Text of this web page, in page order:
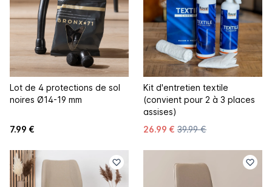
Lot de 4 protections de sol
noires Ø14-19 mm
7.99 €
Kit d'entretien textile
(convient pour 2 à 3 places
assises)
26.99 € 39.99 €